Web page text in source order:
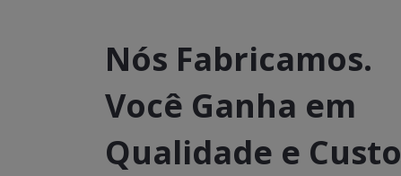
Nós Fabricamos.
Você Ganha em
Qualidade e Custo